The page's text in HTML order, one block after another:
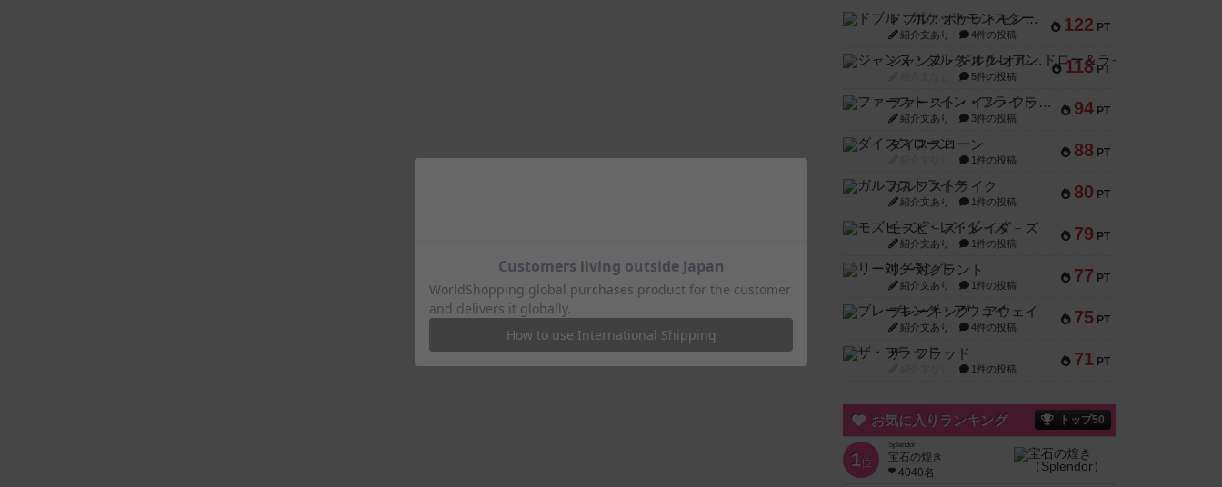
122 PT
ドブル：ポケットモンスター
紹介文あり 4件の投稿
118 PT
ジャンヌ・ダルク-オルレアン ドロー＆ライト
5件の投稿
94 PT
ファースト・イン・フライト
紹介文あり 3件の投稿
88 PT
ダイススローン
1件の投稿
80 PT
ガルフストライク
紹介文あり 1件の投稿
79 PT
モズビ－ズ・レイダ－ズ
紹介文あり 1件の投稿
77 PT
リー対グラント
紹介文あり 1件の投稿
75 PT
ブレーキング・アウェイ
紹介文あり 4件の投稿
71 PT
ザ・フラッド
1件の投稿
お気に入りランキング トップ50
1位
Splendor
宝石の煌き
4040名